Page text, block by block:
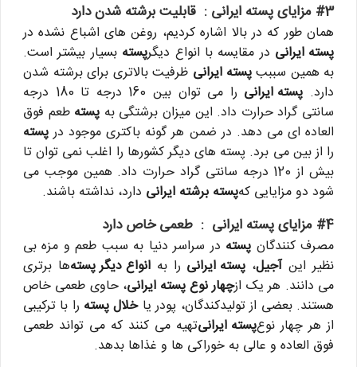
#3 مزایای پسته ایرانی : قابلیت برشته‌ شدن دارد
همان طور که در بالا اشاره کردیم، روغن های اشباع نشده در
پسته ایرانی در مقایسه با انواع دیگرپسته بسیار بیشتر است.
به همین سبببپسته ایرانی ظرفیت بالاتری برای برشته شدن
دارد. پسته ایرانی
را می توان بین 160 درجه تا 180 درجه
سانتی گراد حرارت داد. این میزان برشتگی به پسته طعم فوق
العاده ای می دهد. در ضمن هر گونه باکتری موجود درپسته
را از بین می برد. پسته های دیگر کشورها را اغلب نمی توان تا
بیش از 120 درجه سانتی گراد حرارت داد. همین موجب می
شود دو مزایایی کهپسته برشته ایرانی دارد، نداشته باشند.
#4 مزایای پسته ایرانی : طعمی خاص دارد
مصرف کنندگان پسته در سراسر دنیا به سبب طعم و مزه بی
نظیر اینآجیل، پسته ایرانی را بهانواع دیگر پستهها برتری
می دانند. هر یک ازچهار نوع پسته ایرانی، حاوی طعمی خاص
هستند. بعضی از تولیدکندگان، پودر یاخلال پسته را با ترکیبی
از هر چهار نوعپسته ایرانیتهیه می کنند که می تواند طعمی
فوق العاده و عالی به خوراکی ها و غذاها بدهد.